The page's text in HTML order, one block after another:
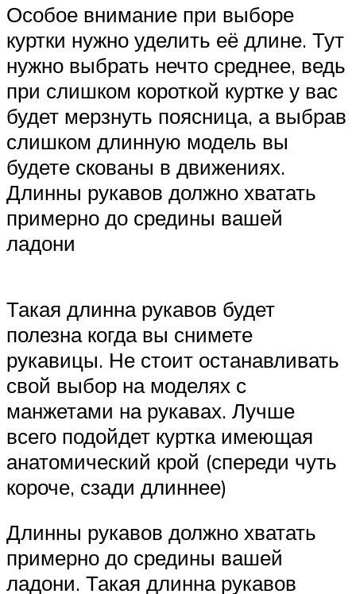
Особое внимание при выборе
куртки нужно уделить её длине. Тут
нужно выбрать нечто среднее, ведь
при слишком короткой куртке у вас
будет мерзнуть поясница, а выбрав
слишком длинную модель вы
будете скованы в движениях.
Длинны рукавов должно хватать
примерно до средины вашей
ладони
Такая длинна рукавов будет
полезна когда вы снимете
рукавицы. Не стоит останавливать
свой выбор на моделях с
манжетами на рукавах. Лучше
всего подойдет куртка имеющая
анатомический крой (спереди чуть
короче, сзади длиннее)
Длинны рукавов должно хватать
примерно до средины вашей
ладони. Такая длинна рукавов